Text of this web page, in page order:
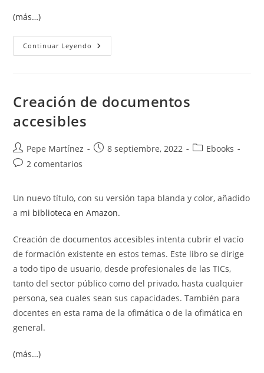
(más…)
Continuar Leyendo Texto.
Fuentes
Creación de documentos
accesibles
Autor
de
Pepe Martínez
Publicación
8 septiembre, 2022
Categoría
Ebooks
Comentarios
entrada:
2 comentarios
Un nuevo título, con su versión tapa blanda y color, añadido
a mi biblioteca en Amazon.
Creación de documentos accesibles intenta cubrir el vacío
de formación existente en estos temas. Este libro se dirige
a todo tipo de usuario, desde profesionales de las TICs,
tanto del sector público como del privado, hasta cualquier
persona, sea cuales sean sus capacidades. También para
docentes en esta rama de la ofimática o de la ofimática en
general.
(más…)